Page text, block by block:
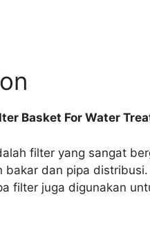
Basket For Water
filter yang sangat
bakar dan pipa distribusi.
filter juga digunakan